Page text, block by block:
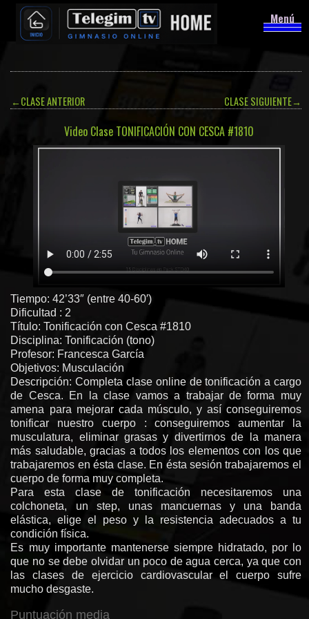
Menú
←CLASE ANTERIOR CLASE SIGUIENTE→
Video Clase TONIFICACIÓN CON CESCA #1810
Tiempo: 42’33″ (entre 40-60′)
Dificultad : 2
Título: Tonificación con Cesca #1810
Disciplina: Tonificación (tono)
Profesor: Francesca García
Objetivos: Musculación
Descripción: Completa clase online de tonificación a cargo
de Cesca. En la clase vamos a trabajar de forma muy
amena para mejorar cada músculo, y así conseguiremos
tonificar nuestro cuerpo : conseguiremos aumentar la
musculatura, eliminar grasas y divertirnos de la manera
más saludable, gracias a todos los elementos con los que
trabajaremos en ésta clase. En ésta sesión trabajaremos el
cuerpo de forma muy completa.
Para esta clase de tonificación necesitaremos una
colchoneta, un step, unas mancuernas y una banda
elástica, elige el peso y la resistencia adecuados a tu
condición física.
Es muy importante mantenerse siempre hidratado, por lo
que no se debe olvidar un poco de agua cerca, ya que con
las clases de ejercicio cardiovascular el cuerpo sufre
mucho desgaste.
Puntuación media